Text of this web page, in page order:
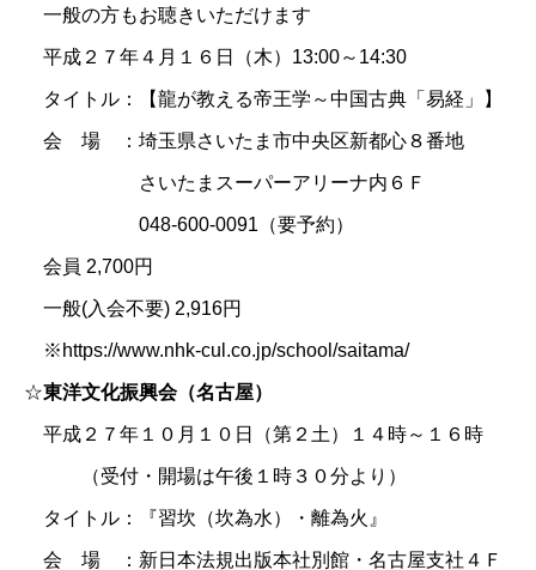
一般の方もお聴きいただけます
平成２７年４月１６日（木）13:00～14:30
タイトル：【龍が教える帝王学～中国古典「易経」】
会 場 ：埼玉県さいたま市中央区新都心８番地
さいたまスーパーアリーナ内６Ｆ
048-600-0091（要予約）
会員 2,700円
一般(入会不要) 2,916円
※https://www.nhk-cul.co.jp/school/saitama/
☆東洋文化振興会（名古屋）
平成２７年１０月１０日（第２土）１４時～１６時
（受付・開場は午後１時３０分より）
タイトル：『習坎（坎為水）・離為火』
会 場 ：新日本法規出版本社別館・名古屋支社４Ｆ